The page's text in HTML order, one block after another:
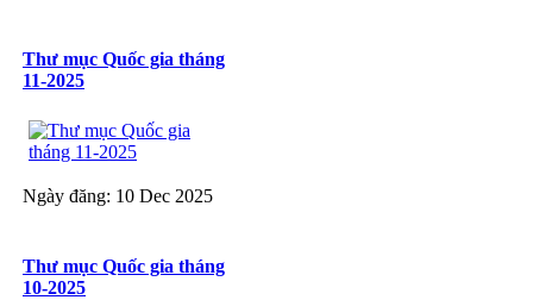
Thư mục Quốc gia tháng
11-2025
Ngày đăng: 10 Dec 2025
Thư mục Quốc gia tháng
10-2025